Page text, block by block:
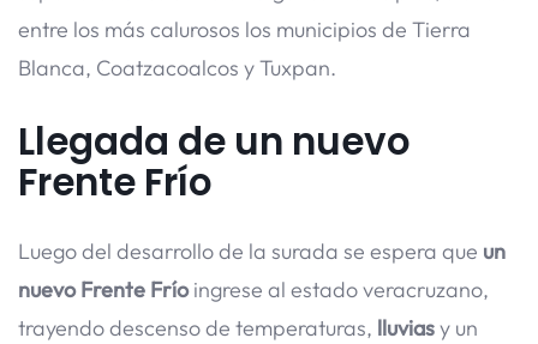
entre los más calurosos los municipios de Tierra
Blanca, Coatzacoalcos y Tuxpan.
Llegada de un nuevo
Frente Frío
Luego del desarrollo de la surada se espera que un
nuevo Frente Fríoingrese al estado veracruzano,
trayendo descenso de temperaturas, lluviasy un